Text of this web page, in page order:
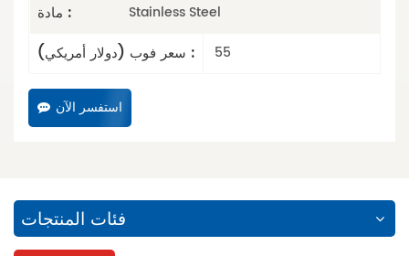
مادة : Stainless Steel
سعر فوب (دولار أمريكي) : 55
استفسر الآن
فئات المنتجات